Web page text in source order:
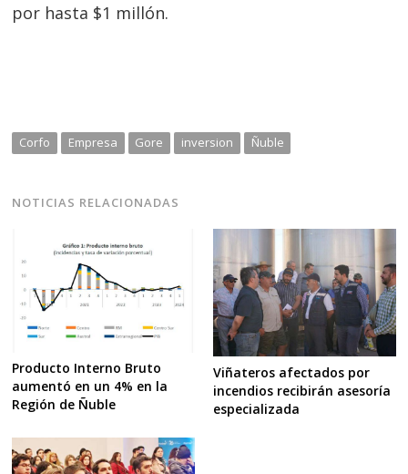
por hasta $1 millón.
Corfo Empresa Gore inversion Ñuble
NOTICIAS RELACIONADAS
Producto Interno Bruto
aumentó en un 4% en la
Región de Ñuble
Viñateros afectados por
incendios recibirán asesoría
especializada